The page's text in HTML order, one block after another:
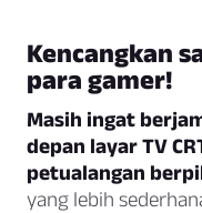
Kencangkan
para gamer!
Masih ingat
depan layar TV
petualangan
yang lebih